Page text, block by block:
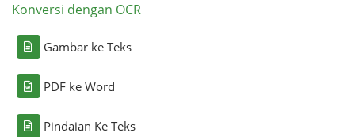
Konversi dengan OCR
Gambar ke Teks
PDF ke Word
Pindaian Ke Teks